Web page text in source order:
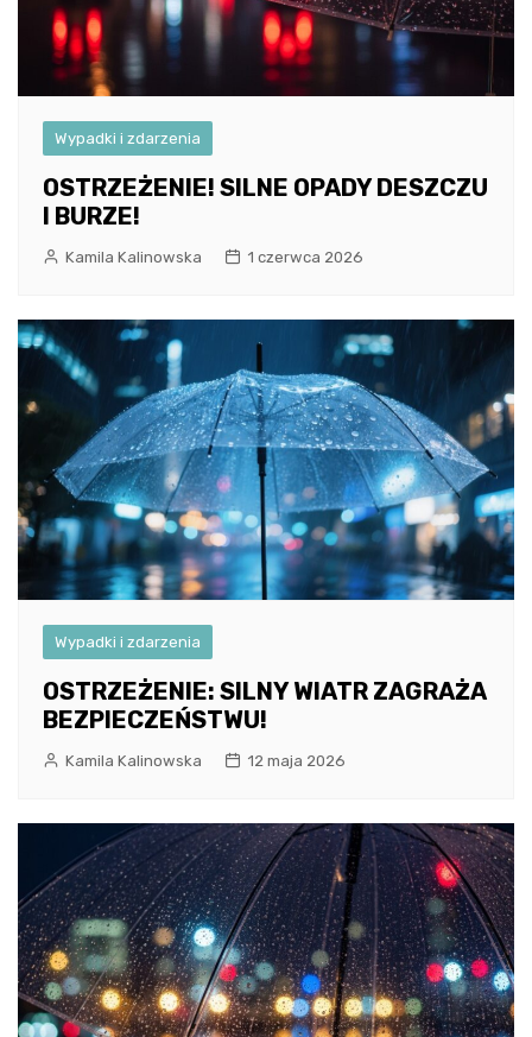
Wypadki i zdarzenia
OSTRZEŻENIE! SILNE OPADY DESZCZU
I BURZE!
Kamila Kalinowska 1 czerwca 2026
Wypadki i zdarzenia
OSTRZEŻENIE: SILNY WIATR ZAGRAŻA
BEZPIECZEŃSTWU!
Kamila Kalinowska 12 maja 2026